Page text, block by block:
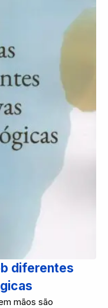
diferentes
mãos são